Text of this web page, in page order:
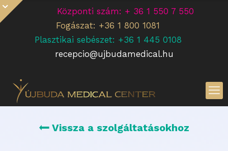
Központi szám: + 36 1 550 7 550
Fogászat: +36 1 800 1081
Plasztikai sebészet: +36 1 445 0108
recepcio@ujbudamedical.hu
Vissza a szolgáltatásokhoz